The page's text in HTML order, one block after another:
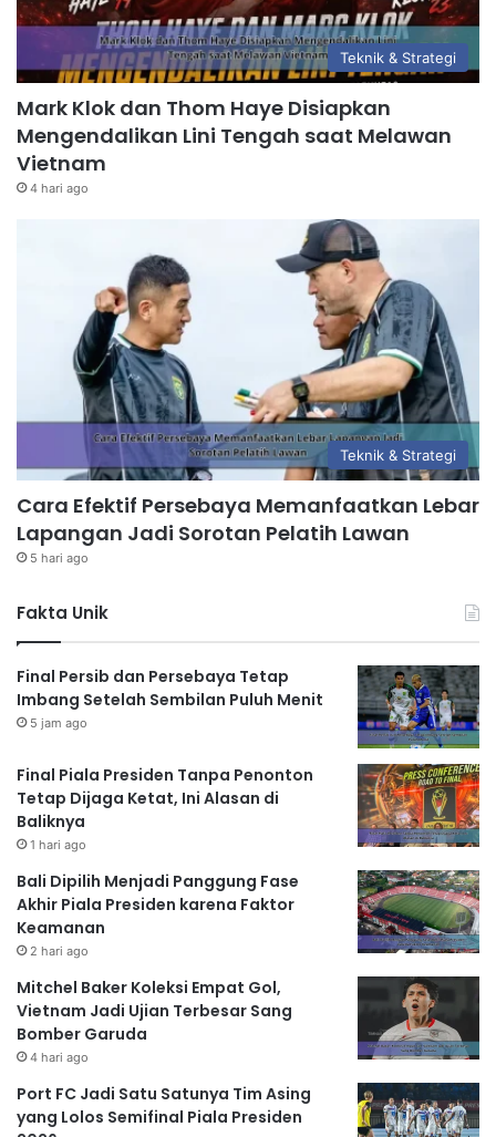
Teknik & Strategi
Mark Klok dan Thom Haye Disiapkan
Mengendalikan Lini Tengah saat Melawan
Vietnam
4 hari ago
Teknik & Strategi
Cara Efektif Persebaya Memanfaatkan Lebar
Lapangan Jadi Sorotan Pelatih Lawan
5 hari ago
Fakta Unik
Final Persib dan Persebaya Tetap
Imbang Setelah Sembilan Puluh Menit
5 jam ago
Final Piala Presiden Tanpa Penonton
Tetap Dijaga Ketat, Ini Alasan di
Baliknya
1 hari ago
Bali Dipilih Menjadi Panggung Fase
Akhir Piala Presiden karena Faktor
Keamanan
2 hari ago
Mitchel Baker Koleksi Empat Gol,
Vietnam Jadi Ujian Terbesar Sang
Bomber Garuda
4 hari ago
Port FC Jadi Satu Satunya Tim Asing
yang Lolos Semifinal Piala Presiden